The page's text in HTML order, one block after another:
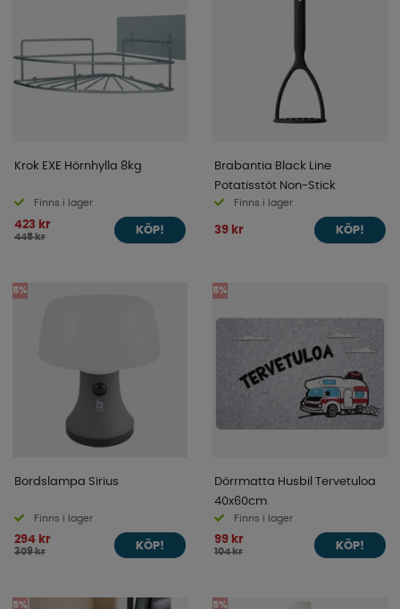
Krok EXE Hörnhylla 8kg
Finns i lager
423 kr
445 kr
KÖP!
Brabantia Black Line
Potatisstöt Non-Stick
Finns i lager
39 kr KÖP!
5%
Bordslampa Sirius
Finns i lager
294 kr
309 kr
KÖP!
5%
Dörrmatta Husbil Tervetuloa
40x60cm
Finns i lager
99 kr
104 kr
KÖP!
5% 5%